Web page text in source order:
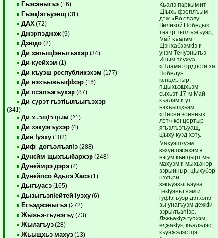
Гъэсэныгъэ (16)
ГъэщIэгъуэнщ (31)
ДАХ (72)
Джэрпэджэж (9)
Дзюдо (2)
Ди зэпыщIэныгъэхэр (34)
Ди куейхэм (1)
Ди къуэш республикэхэм (177)
Ди нэхъыжьыфIхэр (16)
Ди псэлъэгъухэр (87)
Ди сурэт гъэтIылъыгъэхэр
(341)
Ди хьэщIэщым (21)
Ди хэкуэгъухэр (4)
Дин Iуэху (102)
ДифI догъэлъапIэ (288)
Дунейм щыхъыбархэр (248)
Дунеймрэ дэрэ (2)
Дунейпсо Адыгэ Хасэ (1)
Дыгъуасэ (165)
ДызыгъэпIейтей Iуэху (6)
Егъэджэныгъэ (272)
Жыжьэ-гъунэгъу (73)
Жылагъуэ (28)
Жьыщхьэ махуэ (13)
Къалэ паркым ит
ЩIыхь фэеплъым
деж «Во славу
Великой Победы»
театр теплъэгъуэр,
Май къалэм
ЩэнхабзэмкIэ и
унэм ТекIуэныгъэ
Иным теухуа
«Пламя гордости за
Победу»
концертыр,
пщыхьэщхьэм
сыхьэт 17-м Май
къалэм и ут
нэхъыщхьэм
«Песни военных
лет» концертыр
ягъэлъэгъуащ,
цIыху куэд хэту.
Махуэшхуэм
зэхуишэсахэм я
нэгум къищырт мы
махуэм и мыхьэнэр
зэрыиныр, цIыхубэр
нэхъри
зэкъуэзыгъэува
ТекIуэныгъэм и
гуфIэгъуэр дэтхэнэ
зы унагъуэм дежкIи
зэрылъапIэр.
ЛэжьакIуэ гупхэм,
еджакIуэ, къалэдэс,
къуажэдэс щэ